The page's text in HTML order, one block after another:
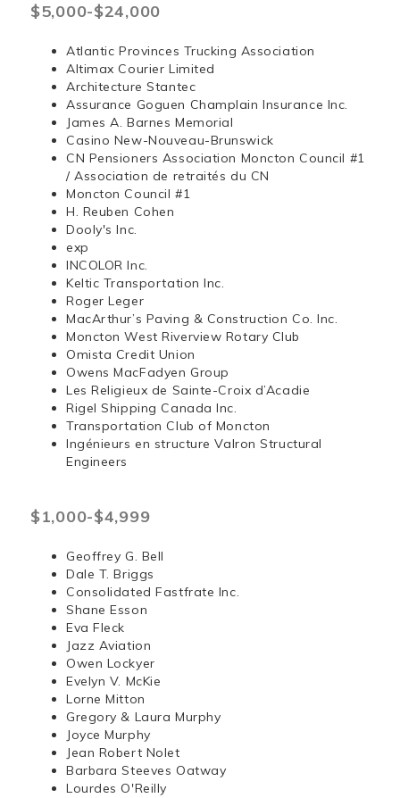
$5,000-$24,000
Atlantic Provinces Trucking Association
Altimax Courier Limited
Architecture Stantec
Assurance Goguen Champlain Insurance Inc.
James A. Barnes Memorial
Casino New-Nouveau-Brunswick
CN Pensioners Association Moncton Council #1
/ Association de retraités du CN
Moncton Council #1
H. Reuben Cohen
Dooly's Inc.
exp
INCOLOR Inc.
Keltic Transportation Inc.
Roger Leger
MacArthur’s Paving & Construction Co. Inc.
Moncton West Riverview Rotary Club
Omista Credit Union
Owens MacFadyen Group
Les Religieux de Sainte-Croix d’Acadie
Rigel Shipping Canada Inc.
Transportation Club of Moncton
Ingénieurs en structure Valron Structural
Engineers
$1,000-$4,999
Geoffrey G. Bell
Dale T. Briggs
Consolidated Fastfrate Inc.
Shane Esson
Eva Fleck
Jazz Aviation
Owen Lockyer
Evelyn V. McKie
Lorne Mitton
Gregory & Laura Murphy
Joyce Murphy
Jean Robert Nolet
Barbara Steeves Oatway
Lourdes O'Reilly